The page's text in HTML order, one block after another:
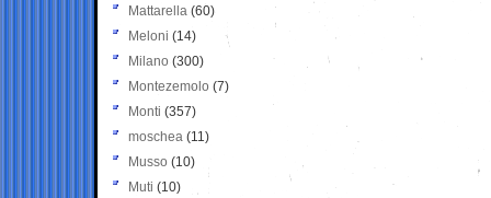
Mattarella (60)
Meloni (14)
Milano (300)
Montezemolo (7)
Monti (357)
moschea (11)
Musso (10)
Muti (10)